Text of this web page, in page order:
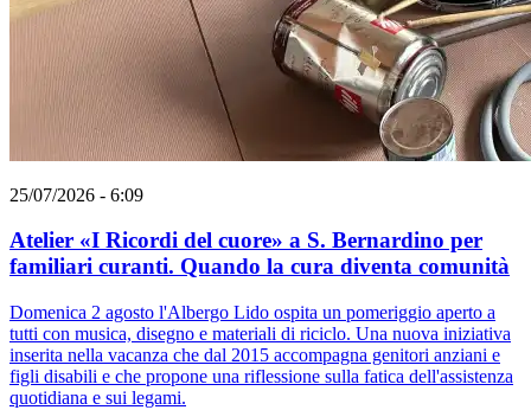
25/07/2026 - 6:09
Atelier «I Ricordi del cuore» a S. Bernardino per
familiari curanti. Quando la cura diventa comunità
Domenica 2 agosto l'Albergo Lido ospita un pomeriggio aperto a
tutti con musica, disegno e materiali di riciclo. Una nuova iniziativa
inserita nella vacanza che dal 2015 accompagna genitori anziani e
figli disabili e che propone una riflessione sulla fatica dell'assistenza
quotidiana e sui legami.